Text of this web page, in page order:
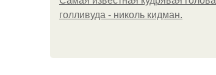
голливуда - николь кидман.